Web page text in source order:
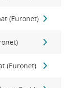
(Euronet)
(Euronet)